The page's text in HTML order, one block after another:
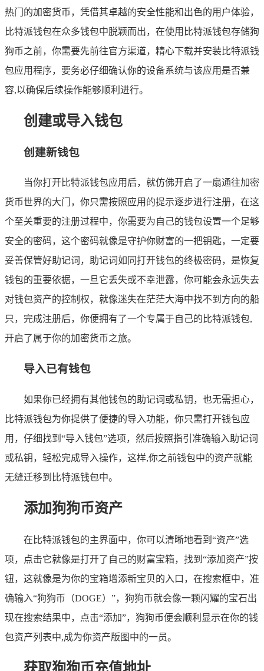
热门的加密货币，凭借其卓越的安全性能和出色的用户体验，
比特派钱包在众多钱包中脱颖而出，在使用比特派钱包存储狗
狗币之前，你需要先前往官方渠道，精心下载并安装比特派钱
包应用程序，要务必仔细确认你的设备系统与该应用是否兼
容,以确保后续操作能够顺利进行。
创建或导入钱包
创建新钱包
当你打开比特派钱包应用后，就仿佛开启了一扇通往加密
货币世界的大门，你只需按照应用的提示逐步进行注册，在这
个至关重要的注册过程中，你需要为自己的钱包设置一个足够
安全的密码，这个密码就像是守护你财富的一把钥匙，一定要
妥善保管好助记词，助记词如同打开钱包的终极密码，是恢复
钱包的重要依据，一旦它丢失或不幸泄露，你可能会永远失去
对钱包资产的控制权，就像迷失在茫茫大海中找不到方向的船
只，完成注册后，你便拥有了一个专属于自己的比特派钱包,
开启了属于你的加密货币之旅。
导入已有钱包
如果你已经拥有其他钱包的助记词或私钥，也无需担心，
比特派钱包为你提供了便捷的导入功能，你只需打开钱包应
用，仔细找到“导入钱包”选项，然后按照指引准确输入助记词
或私钥，轻松完成导入操作，这样,你之前钱包中的资产就能
无缝迁移到比特派钱包中。
添加狗狗币资产
在比特派钱包的主界面中，你可以清晰地看到“资产”选
项，点击它就像是打开了自己的财富宝箱，找到“添加资产”按
钮，这就像是为你的宝箱增添新宝贝的入口，在搜索框中，准
确输入“狗狗币（DOGE）”，狗狗币就会像一颗闪耀的宝石出
现在搜索结果中，点击“添加”，狗狗币便会顺利显示在你的钱
包资产列表中,成为你资产版图中的一员。
获取狗狗币充值地址